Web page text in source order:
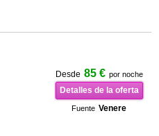
Desde 85 € por noche
Detalles de la oferta
Fuente Venere